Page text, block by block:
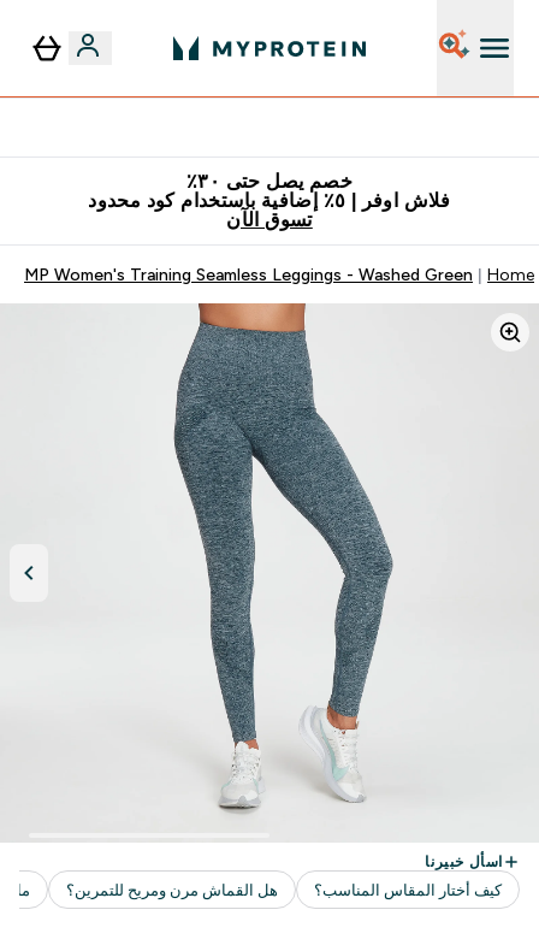
خصم يصل حتى ٣٠٪
فلاش اوفر | ٥٪ إضافية باستخدام كود محدود
تسوق الآن
Home
MP Women's Training Seamless Leggings - Washed Green